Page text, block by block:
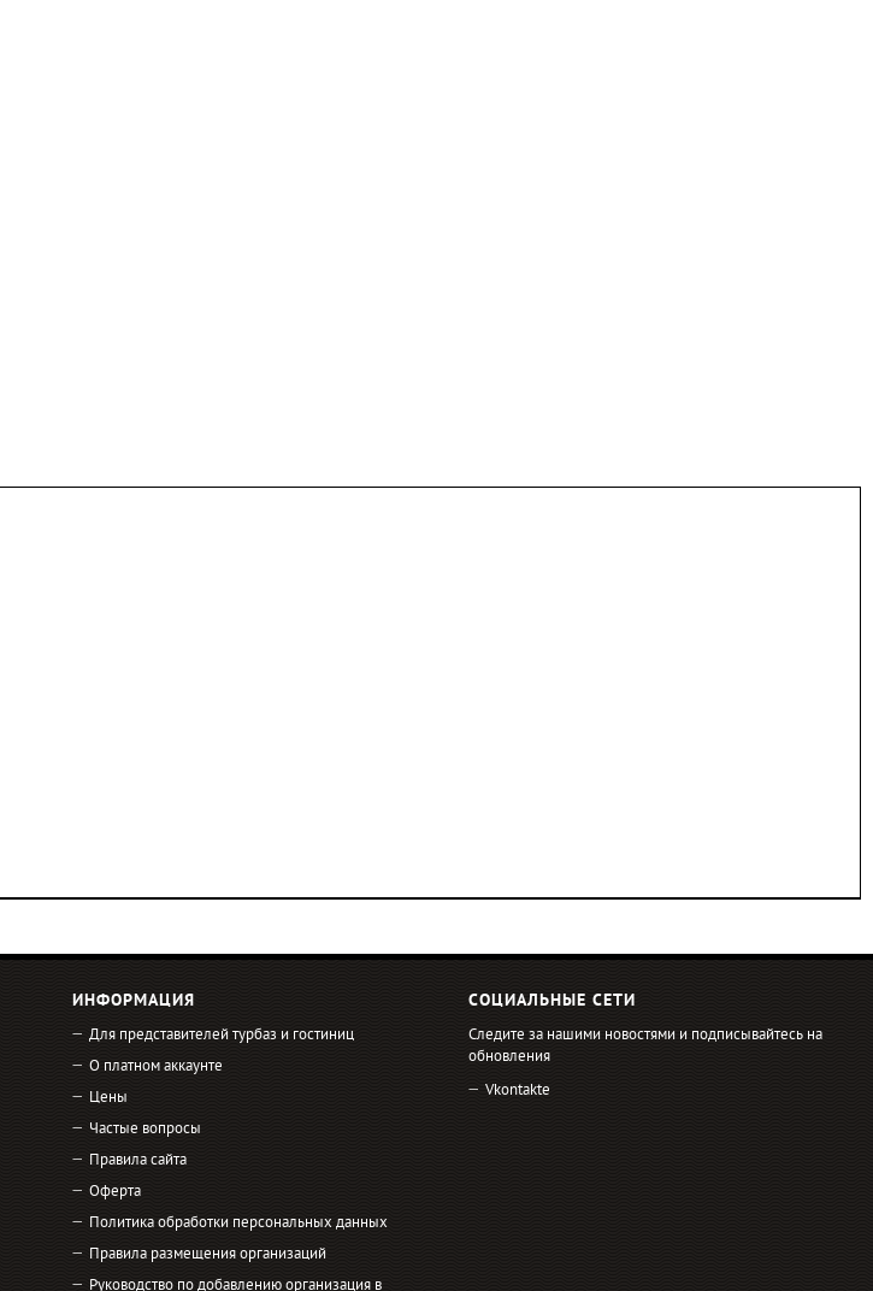
ИНФОРМАЦИЯ
Для представителей турбаз и гостиниц
О платном аккаунте
Цены
Частые вопросы
Правила сайта
Оферта
Политика обработки персональных данных
Правила размещения организаций
Руководство по добавлению организация в
СОЦИАЛЬНЫЕ СЕТИ
Следите за нашими новостями и подписывайтесь на
обновления
Vkontakte